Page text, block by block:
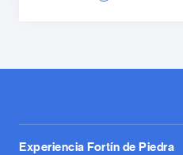
Experiencia Fortín de Piedra